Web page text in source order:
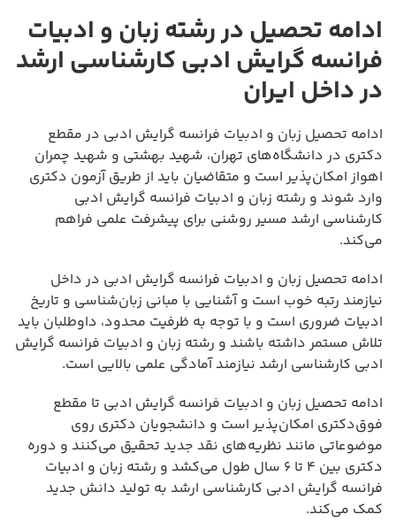
ادامه تحصیل در رشته زبان و ادبیات
فرانسه گرایش ادبی کارشناسی ارشد
در داخل ایران
ادامه تحصیل زبان و ادبیات فرانسه گرایش ادبی در مقطع
دکتری در دانشگاه‌های تهران، شهید بهشتی و شهید چمران
اهواز امکان‌پذیر است و متقاضیان باید از طریق آزمون دکتری
وارد شوند و رشته زبان و ادبیات فرانسه گرایش ادبی
کارشناسی ارشد مسیر روشنی برای پیشرفت علمی فراهم
می‌کند.
ادامه تحصیل زبان و ادبیات فرانسه گرایش ادبی در داخل
نیازمند رتبه خوب است و آشنایی با مبانی زبان‌شناسی و تاریخ
ادبیات ضروری است و با توجه به ظرفیت محدود، داوطلبان باید
تلاش مستمر داشته باشند و رشته زبان و ادبیات فرانسه گرایش
ادبی کارشناسی ارشد نیازمند آمادگی علمی بالایی است.
ادامه تحصیل زبان و ادبیات فرانسه گرایش ادبی تا مقطع
فوق‌دکتری امکان‌پذیر است و دانشجویان دکتری روی
موضوعاتی مانند نظریه‌های نقد جدید تحقیق می‌کنند و دوره
دکتری بین ۴ تا ۶ سال طول می‌کشد و رشته زبان و ادبیات
فرانسه گرایش ادبی کارشناسی ارشد به تولید دانش جدید
کمک می‌کند.